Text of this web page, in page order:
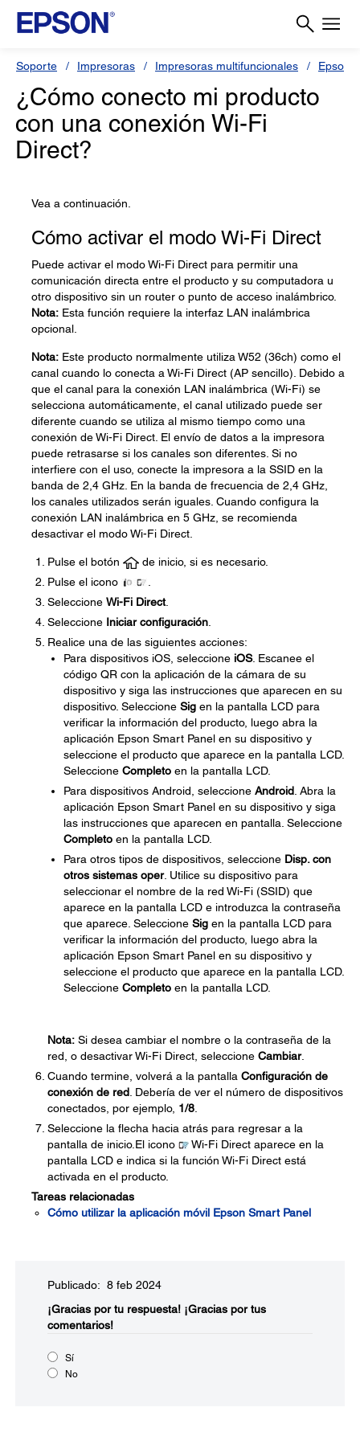
Soporte Impresoras Impresoras multifuncionales Epson
¿Cómo conecto mi producto
con una conexión Wi-Fi
Direct?
Vea a continuación.
Cómo activar el modo Wi-Fi Direct
Puede activar el modo Wi-Fi Direct para permitir una
comunicación directa entre el producto y su computadora u
otro dispositivo sin un router o punto de acceso inalámbrico.
Nota: Esta función requiere la interfaz LAN inalámbrica
opcional.
Nota: Este producto normalmente utiliza W52 (36ch) como el
canal cuando lo conecta a Wi-Fi Direct (AP sencillo). Debido a
que el canal para la conexión LAN inalámbrica (Wi-Fi) se
selecciona automáticamente, el canal utilizado puede ser
diferente cuando se utiliza al mismo tiempo como una
conexión de Wi-Fi Direct. El envío de datos a la impresora
puede retrasarse si los canales son diferentes. Si no
interfiere con el uso, conecte la impresora a la SSID en la
banda de 2,4 GHz. En la banda de frecuencia de 2,4 GHz,
los canales utilizados serán iguales. Cuando configura la
conexión LAN inalámbrica en 5 GHz, se recomienda
desactivar el modo Wi-Fi Direct.
Pulse el botón
de inicio, si es necesario.
Pulse el icono
Seleccione Wi-Fi Direct.
Seleccione Iniciar configuración
Realice una de las siguientes acciones:
Para dispositivos iOS, seleccione iOS. Escanee el
código QR con la aplicación de la cámara de su
dispositivo y siga las instrucciones que aparecen en su
dispositivo. Seleccione Sig en la pantalla LCD para
verificar la información del producto, luego abra la
aplicación Epson Smart Panel en su dispositivo y
seleccione el producto que aparece en la pantalla LCD.
Seleccione Completo en la pantalla LCD.
Para dispositivos Android, seleccione Android . Abra la
aplicación Epson Smart Panel en su dispositivo y siga
las instrucciones que aparecen en pantalla. Seleccione
Completo en la pantalla LCD.
Para otros tipos de dispositivos, seleccione Disp. con
otros sistemas oper. Utilice su dispositivo para
seleccionar el nombre de la red Wi-Fi (SSID) que
aparece en la pantalla LCD e introduzca la contraseña
que aparece. Seleccione Sig en la pantalla LCD para
verificar la información del producto, luego abra la
aplicación Epson Smart Panel en su dispositivo y
seleccione el producto que aparece en la pantalla LCD.
Seleccione Completo en la pantalla LCD.
Nota: Si desea cambiar el nombre o la contraseña de la
red, o desactivar Wi-Fi Direct, seleccione Cambiar.
Cuando termine, volverá a la pantalla Configuración de
conexión de red . Debería de ver el número de dispositivos
conectados, por ejemplo, 1/8
Seleccione la flecha hacia atrás para regresar a la
pantalla de inicio.El icono
Wi-Fi Direct aparece en la
pantalla LCD e indica si la función Wi-Fi Direct está
activada en el producto.
Tareas relacionadas
Cómo utilizar la aplicación móvil Epson Smart Panel
Publicado: 8 feb 2024
¡Gracias por tu respuesta! ¡Gracias por tus
comentarios!
Sí
No